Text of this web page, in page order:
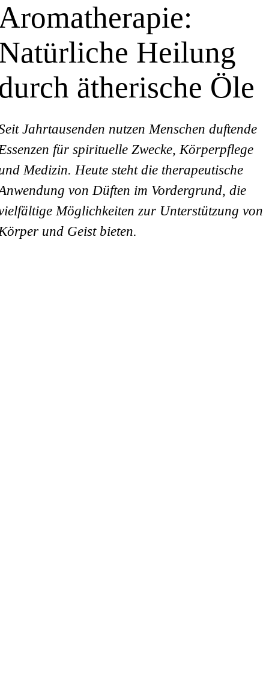
Heilung
ätherische Öle
Jahrtausenden nutzen Menschen duftende
für spirituelle Zwecke, Körperpflege
Medizin. Heute steht die therapeutische
von Düften im Vordergrund, die
Möglichkeiten zur Unterstützung von
und Geist bieten.